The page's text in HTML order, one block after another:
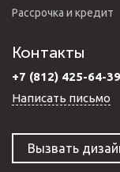
Рассрочка и кредит
Контакты
+7 (812) 425-64-39
Написать письмо
Вызвать